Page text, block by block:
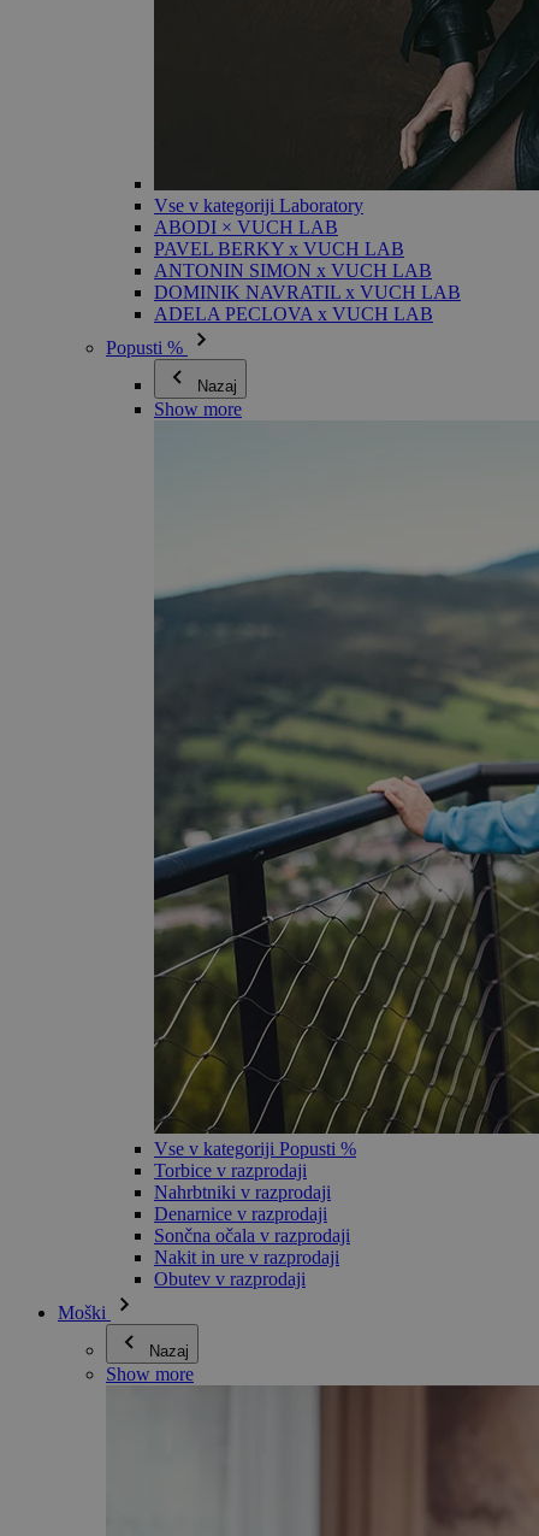
Vse v kategoriji Laboratory
ABODI × VUCH LAB
PAVEL BERKY x VUCH LAB
ANTONIN SIMON x VUCH LAB
DOMINIK NAVRATIL x VUCH LAB
ADELA PECLOVA x VUCH LAB
Popusti %
Nazaj
Show more
Vse v kategoriji Popusti %
Torbice v razprodaji
Nahrbtniki v razprodaji
Denarnice v razprodaji
Sončna očala v razprodaji
Nakit in ure v razprodaji
Obutev v razprodaji
Moški
Nazaj
Show more